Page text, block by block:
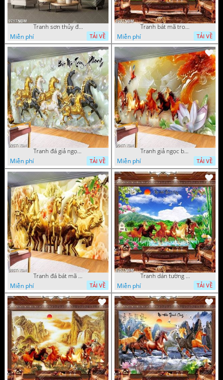
Tranh sơn thủy đàn hạc trên đỉnh thác in uv
Miễn phí
TẢI VỀ
Tranh bát mã trong rừng cây già chất lượng cao
Miễn phí
TẢI VỀ
Tranh đá giả ngọc bát mã truy phong in uv
Miễn phí
TẢI VỀ
Tranh giả ngọc bát mã truy phong nghệ thuật
Miễn phí
TẢI VỀ
Tranh đá bát mã vàng in uv
Miễn phí
TẢI VỀ
Tranh dán tường mã đáo thành công bên ngôi làng nhỏ
Miễn phí
TẢI VỀ